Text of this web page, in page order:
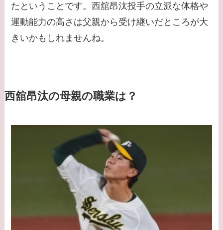
たということです。西舘昂汰投手の立派な体格や
運動能力の高さは父親から受け継いだところが大
きいかもしれませんね。
西舘昂汰の母親の職業は？